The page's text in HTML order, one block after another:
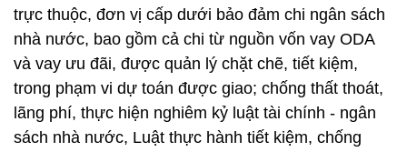
trực thuộc, đơn vị cấp dưới bảo đảm chi ngân sách
nhà nước, bao gồm cả chi từ nguồn vốn vay ODA
và vay ưu đãi, được quản lý chặt chẽ, tiết kiệm,
trong phạm vi dự toán được giao; chống thất thoát,
lãng phí, thực hiện nghiêm kỷ luật tài chính - ngân
sách nhà nước, Luật thực hành tiết kiệm, chống